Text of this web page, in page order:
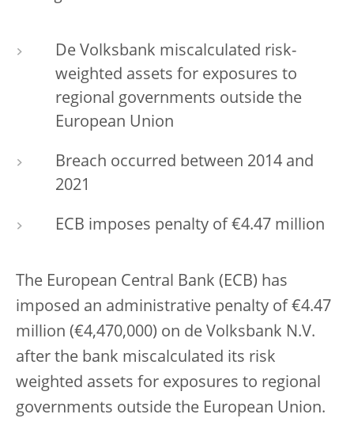
De Volksbank miscalculated risk-
weighted assets for exposures to
regional governments outside the
European Union
Breach occurred between 2014 and
2021
ECB imposes penalty of €4.47 million
The European Central Bank (ECB) has
imposed an administrative penalty of €4.47
million (€4,470,000) on de Volksbank N.V.
after the bank miscalculated its risk
weighted assets for exposures to regional
governments outside the European Union.